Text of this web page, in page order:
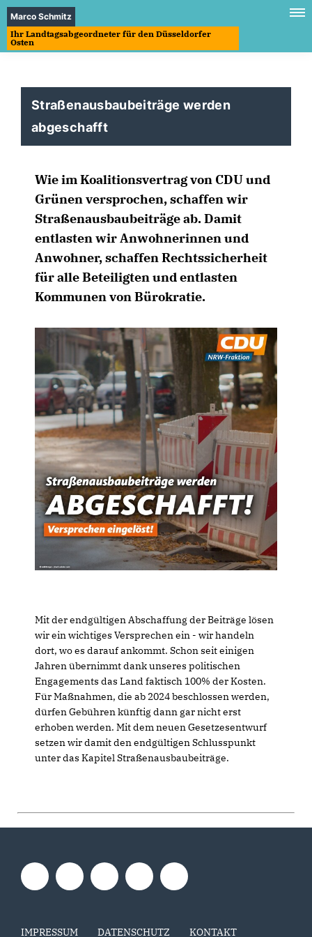
Marco Schmitz
Ihr Landtagsabgeordneter für den Düsseldorfer
Osten
Straßenausbaubeiträge werden
abgeschafft
Wie im Koalitionsvertrag von CDU und
Grünen versprochen, schaffen wir
Straßenausbaubeiträge ab. Damit
entlasten wir Anwohnerinnen und
Anwohner, schaffen Rechtssicherheit
für alle Beteiligten und entlasten
Kommunen von Bürokratie.
Mit der endgültigen Abschaffung der Beiträge lösen
wir ein wichtiges Versprechen ein - wir handeln
dort, wo es darauf ankommt. Schon seit einigen
Jahren übernimmt dank unseres politischen
Engagements das Land faktisch 100% der Kosten.
Für Maßnahmen, die ab 2024 beschlossen werden,
dürfen Gebühren künftig dann gar nicht erst
erhoben werden. Mit dem neuen Gesetzesentwurf
setzen wir damit den endgültigen Schlusspunkt
unter das Kapitel Straßenausbaubeiträge.
IMPRESSUM DATENSCHUTZ KONTAKT